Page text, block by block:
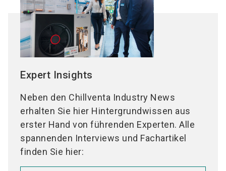
Wärmepumpen zur Trinkwassererwärmung
Wärmepumpen zur Gebäudebeheizung
Wärmepumpen für Gewerbeanwendungen
Wärmepumpen für Industrieanwendungen
Wärmepumpen zur Abluftnutzung
Wärmepumpen zur Trocknung
Expert Insights
Neben den Chillventa Industry News
erhalten Sie hier Hintergrundwissen aus
erster Hand von führenden Experten. Alle
spannenden Interviews und Fachartikel
finden Sie hier: